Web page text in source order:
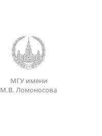
МГУ имени
М.В. Ломоносова